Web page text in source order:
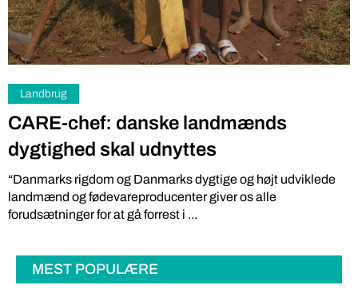
Landbrug
CARE-chef: danske landmænds
dygtighed skal udnyttes
“Danmarks rigdom og Danmarks dygtige og højt udviklede
landmænd og fødevareproducenter giver os alle
forudsætninger for at gå forrest i ...
MEST POPULÆRE